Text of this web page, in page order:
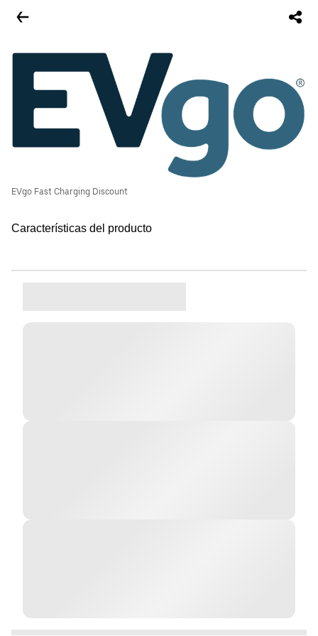
EVgo Fast Charging Discount
Características del producto